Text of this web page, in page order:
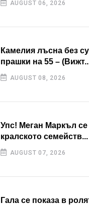
AUGUST 06, 2026
Камелия лъсна без
прашки на 55 –
AUGUST 08, 2026
Упс! Меган Маркъл се
кралското семейств...
AUGUST 07, 2026
Гала се показа в